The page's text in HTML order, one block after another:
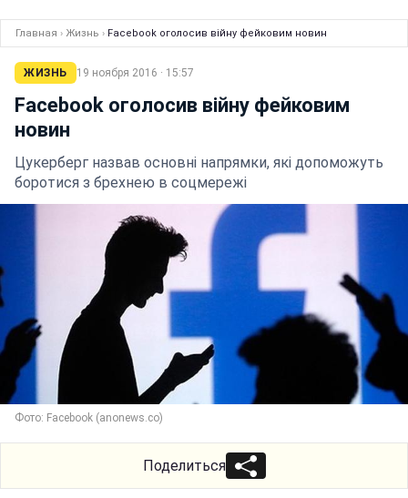
Главная › Жизнь › Facebook оголосив війну фейковим новин
ЖИЗНЬ 19 ноября 2016 · 15:57
Facebook оголосив війну фейковим
новин
Цукерберг назвав основні напрямки, які допоможуть
боротися з брехнею в соцмережі
Фото: Facebook (anonews.co)
Поделиться